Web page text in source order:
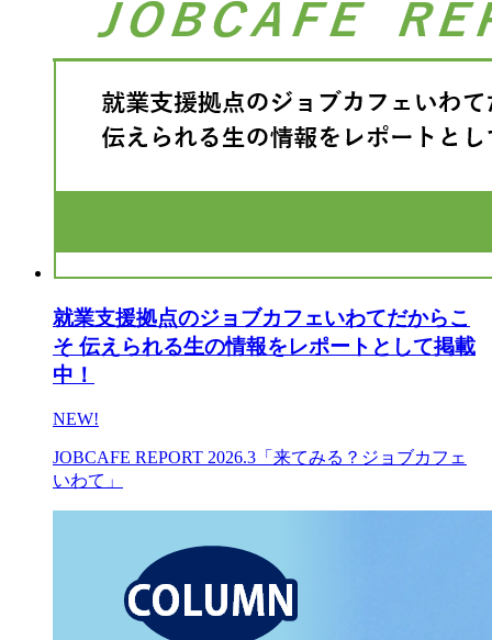
就業支援拠点のジョブカフェいわてだからこ
そ 伝えられる生の情報をレポートとして掲載
中！
NEW!
JOBCAFE REPORT 2026.3「来てみる？ジョブカフェ
いわて」